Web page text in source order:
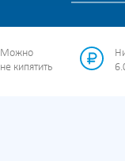
Можно
не кипятить